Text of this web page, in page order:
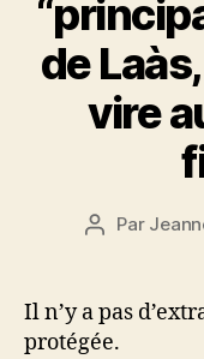
de
vire
Auteur
Par
Il n’y a pas
protégée.